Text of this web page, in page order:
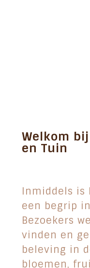
Welkom
en Tuin
Inmiddels is
een begrip
Bezoekers
vinden en
beleving in
bloemen,